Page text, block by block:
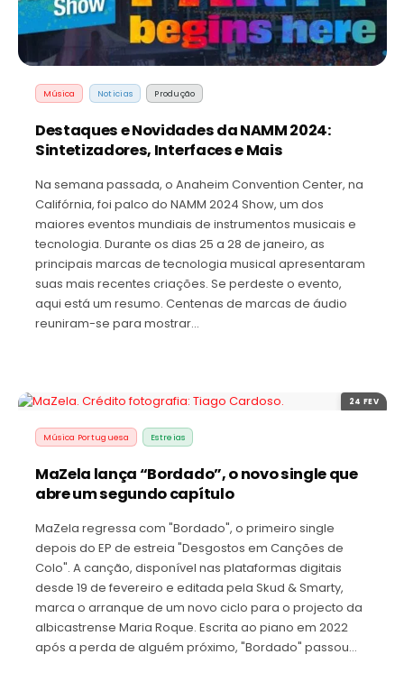
Música Noticias Produção
Destaques e Novidades da NAMM 2024:
Sintetizadores, Interfaces e Mais
Na semana passada, o Anaheim Convention Center, na
Califórnia, foi palco do NAMM 2024 Show, um dos
maiores eventos mundiais de instrumentos musicais e
tecnologia. Durante os dias 25 a 28 de janeiro, as
principais marcas de tecnologia musical apresentaram
suas mais recentes criações. Se perdeste o evento,
aqui está um resumo. Centenas de marcas de áudio
reuniram-se para mostrar…
24 FEV
Música Portuguesa Estreias
MaZela lança “Bordado”, o novo single que
abre um segundo capítulo
MaZela regressa com "Bordado", o primeiro single
depois do EP de estreia "Desgostos em Canções de
Colo". A canção, disponível nas plataformas digitais
desde 19 de fevereiro e editada pela Skud & Smarty,
marca o arranque de um novo ciclo para o projecto da
albicastrense Maria Roque. Escrita ao piano em 2022
após a perda de alguém próximo, "Bordado" passou…